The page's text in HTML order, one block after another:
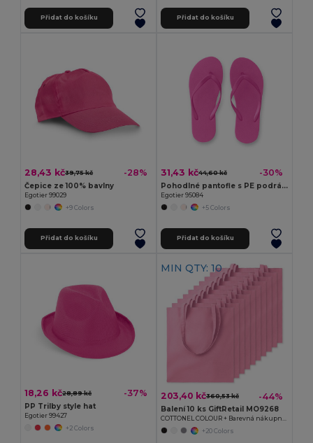
Přidat do košíku Přidat do košíku
28,43 kč39,75 kč -28%
Čepice ze 100% bavlny
Egotier 99029
+9 Colors
Přidat do košíku
31,43 kč44,60 kč -30%
Pohodlné pantofle s PE podrážkou a PVC páskem
Egotier 95084
+5 Colors
Přidat do košíku
18,26 kč28,89 kč -37%
PP Trilby style hat
Egotier 99427
+2 Colors
MIN QTY: 10
203,40 kč360,53 kč -44%
Balení 10 ks GiftRetail MO9268
COTTONEL COLOUR + Barevná nákupní taška
+20 Colors